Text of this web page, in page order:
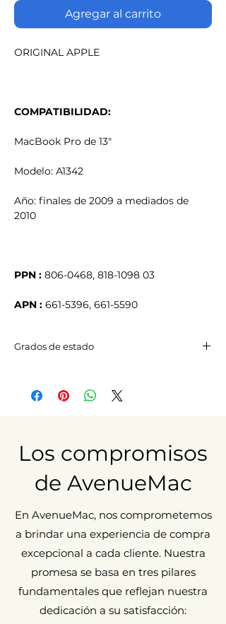
Agregar al carrito
ORIGINAL APPLE
COMPATIBILIDAD:
MacBook Pro de 13"
Modelo: A1342
Año: finales de 2009 a mediados de
2010
PPN : 806-0468, 818-1098 03
APN : 661-5396, 661-5590
Grados de estado
Puede presentar microarañazos
visibles a 20 cm.
visibles y perceptibles al tacto
(arañazos y/o golpes).
Los compromisos
de AvenueMac
En AvenueMac, nos comprometemos
a brindar una experiencia de compra
excepcional a cada cliente. Nuestra
promesa se basa en tres pilares
fundamentales que reflejan nuestra
dedicación a su satisfacción: